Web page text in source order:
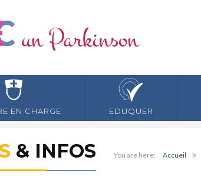
EN CHARGE EDUQUER
& INFOS Accueil